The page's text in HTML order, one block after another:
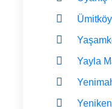
Yayla